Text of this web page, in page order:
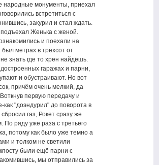
народные монументы, приехал
встретиться с
закурил и стал ждать.
Женька с женой.
и поехали на
был метрах в трёхсот от
знать где то хрен найдёшь.
гаражах и парни,
и обустраивают. Но вот
причём очень мелкий, да
первую передачу и
как "доэндурил" до поворота в
газ, Рокет сразу же
По ряду уже раза с третьего
потому как было уже темно а
и толком не светили
были ещё парни с
мы отправились за